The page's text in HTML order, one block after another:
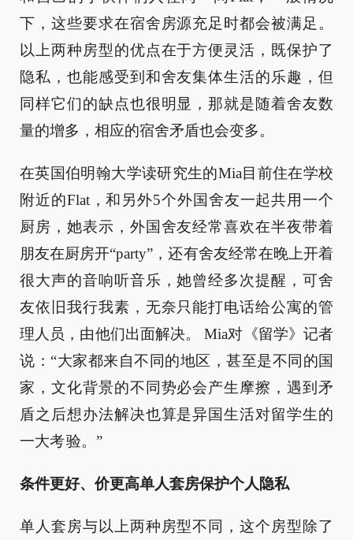
下，这些要求在宿舍房源充足时都会被满足。
以上两种房型的优点在于方便灵活，既保护了
隐私，也能感受到和舍友集体生活的乐趣，但
同样它们的缺点也很明显，那就是随着舍友数
量的增多，相应的宿舍矛盾也会变多。
在英国伯明翰大学读研究生的Mia目前住在学校
附近的Flat，和另外5个外国舍友一起共用一个
厨房，她表示，外国舍友经常喜欢在半夜带着
朋友在厨房开“party”，还有舍友经常在晚上开着
很大声的音响听音乐，她曾经多次提醒，可舍
友依旧我行我素，无奈只能打电话给公寓的管
理人员，由他们出面解决。 Mia对《留学》记者
说：“大家都来自不同的地区，甚至是不同的国
家，文化背景的不同势必会产生摩擦，遇到矛
盾之后想办法解决也算是异国生活对留学生的
一大考 验。”
条件更好、价更高单人套房保护个人隐私
单人套房与以上两种房型不同，这个房型除了